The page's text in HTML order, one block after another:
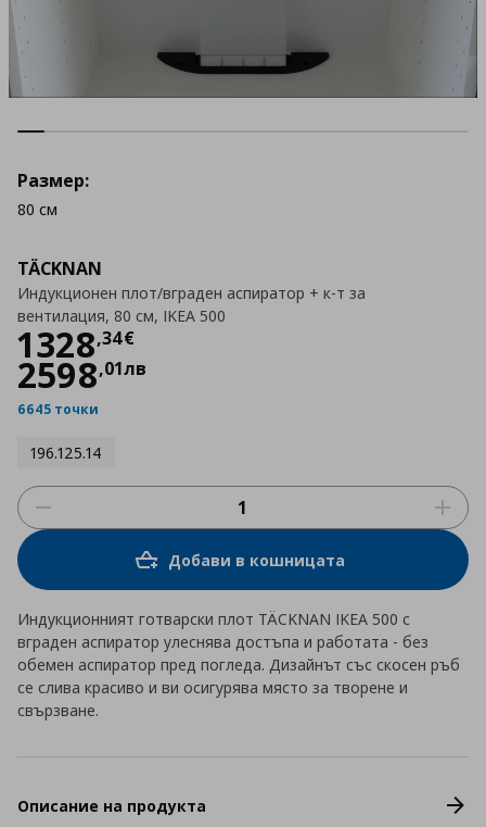
TÄCKNAN
Индукционен плот/вграден аспиратор + к-т за
вентилация, 80 cм, IKEA 500
1328,34€
Цена1328,34 €
2598,01лв
6645 точки
196.125.14
Размер:
80 cм
Добави в кошницата
Индукционният готварски плот TÄCKNAN IKEA 500 с
вграден аспиратор улеснява достъпа и работата - без
обемен аспиратор пред погледа. Дизайнът със скосен ръб
се слива красиво и ви осигурява място за творене и
свързване.
Описание на продукта